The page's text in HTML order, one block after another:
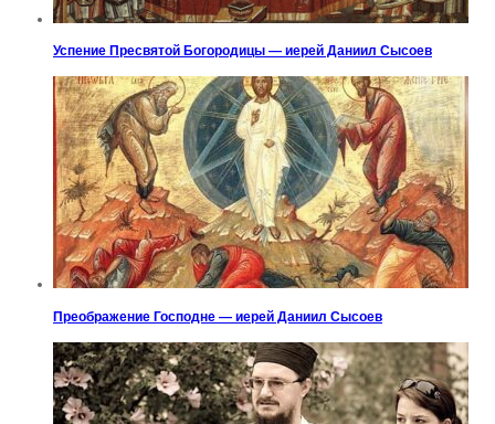
Успение Пресвятой Богородицы — иерей Даниил Сысоев
Преображение Господне — иерей Даниил Сысоев